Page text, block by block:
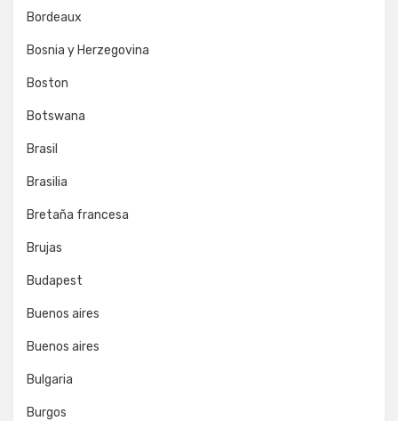
Bordeaux
Bosnia y Herzegovina
Boston
Botswana
Brasil
Brasilia
Bretaña francesa
Brujas
Budapest
Buenos aires
Buenos aires
Bulgaria
Burgos